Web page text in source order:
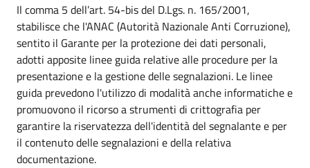
Il comma 5 dell’art. 54-bis del D.Lgs. n. 165/2001,
stabilisce che l'ANAC (Autorità Nazionale Anti Corruzione),
sentito il Garante per la protezione dei dati personali,
adotti apposite linee guida relative alle procedure per la
presentazione e la gestione delle segnalazioni. Le linee
guida prevedono l'utilizzo di modalità anche informatiche e
promuovono il ricorso a strumenti di crittografia per
garantire la riservatezza dell'identità del segnalante e per
il contenuto delle segnalazioni e della relativa
documentazione.